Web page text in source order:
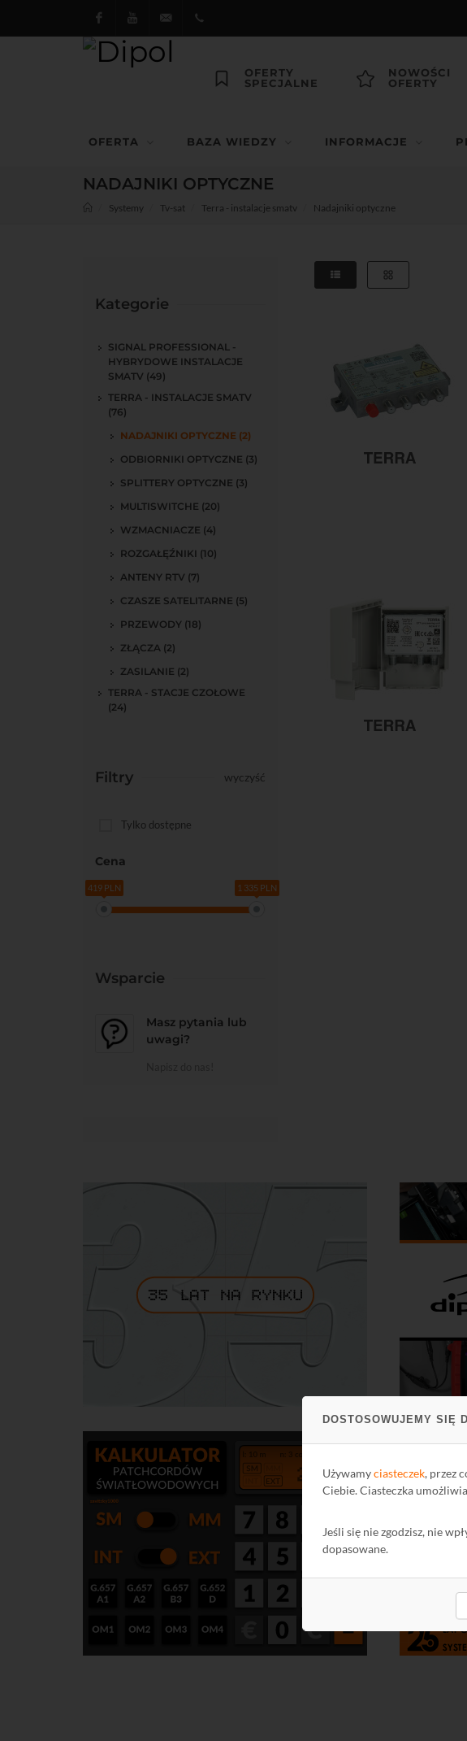
DOSTOSOWUJEMY SIĘ
Używamyciasteczek, przez
Ciebie. Ciasteczka
Jeśli się nie zgodzisz, nie
dopasowane.
FacebookYoutubedipol@dipol.com.pl
OFERTY
SPECJALNE
NOWOŚCI
OFERTY
OFERTA BAZA WIEDZY INFORMACJE
NADAJNIKI OPTYCZNE
Systemy Tv-sat Terra - instalacje smatv Nadajniki optyczne
Kategorie
SIGNAL PROFESSIONAL -
HYBRYDOWE INSTALACJE
SMATV (49)
TERRA - INSTALACJE SMATV
(76)
NADAJNIKI OPTYCZNE (2)
ODBIORNIKI OPTYCZNE (3)
SPLITTERY OPTYCZNE (3)
MULTISWITCHE (20)
WZMACNIACZE (4)
ROZGAŁĘŹNIKI (10)
ANTENY RTV (7)
CZASZE SATELITARNE (5)
PRZEWODY (18)
ZŁĄCZA (2)
ZASILANIE (2)
TERRA - STACJE CZOŁOWE
(24)
Filtry wyczyść
Tylko dostępne
Cena
419 PLN 1 335 PLN
Wsparcie
Masz pytania lub
uwagi?
Do koszyka Podgląd
Do koszyka Podgląd